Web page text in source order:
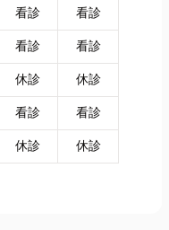
看診
看診
看診
看診
休診
休診
看診
看診
休診 休診